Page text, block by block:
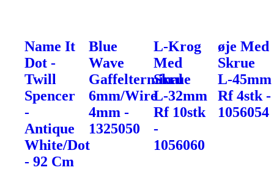
Name It
Dot -
Twill
Spencer
-
Antique
White/Dot
- 92 Cm
Blue
Wave
Gaffelterminal
6mm/Wire
4mm -
1325050
L-Krog
Med
Skrue
L-32mm
Rf 10stk
-
1056060
øje Med
Skrue
L-45mm
Rf 4stk -
1056054